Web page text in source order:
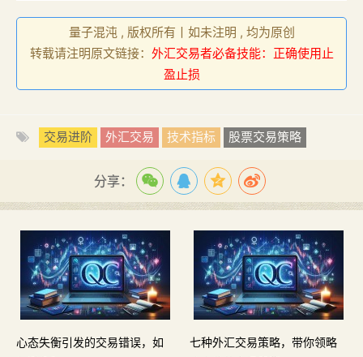
量子混沌 , 版权所有丨如未注明 , 均为原创
转载请注明原文链接： 外汇交易者必备技能：正确使用止
盈止损
交易进阶 外汇交易 技术指标 股票交易策略
分享：
心态失衡引发的交易错误，如
七种外汇交易策略，带你领略